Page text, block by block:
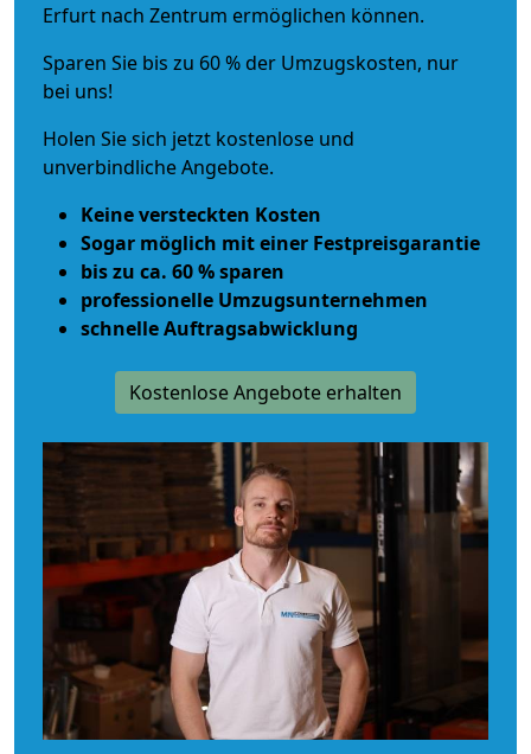
Erfurt nach Zentrum ermöglichen können.
Sparen Sie bis zu 60 % der Umzugskosten, nur
bei uns!
Holen Sie sich jetzt kostenlose und
unverbindliche Angebote.
Keine versteckten Kosten
Sogar möglich mit einer Festpreisgarantie
bis zu ca. 60 % sparen
professionelle Umzugsunternehmen
schnelle Auftragsabwicklung
Kostenlose Angebote erhalten